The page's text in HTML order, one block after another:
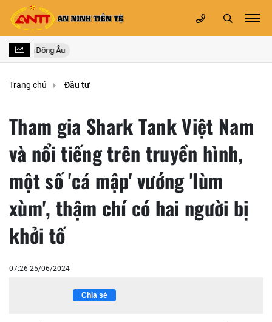
Đông Âu
Trang chủ Đầu tư
Tham gia Shark Tank Việt Nam
và nổi tiếng trên truyền hình,
một số 'cá mập' vướng 'lùm
xùm', thậm chí có hai người bị
khởi tố
07:26 25/06/2024
Chia sẻ